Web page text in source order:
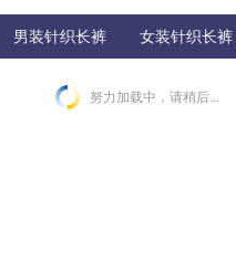
男装针织长裤 女装针织长裤
努力加载中，请稍后...